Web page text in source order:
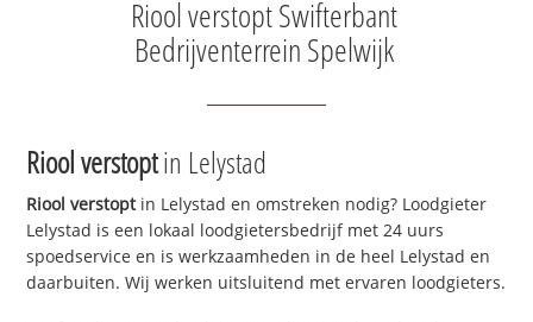
Riool verstopt Swifterbant
Bedrijventerrein Spelwijk
Riool verstoptin Lelystad
Riool verstoptin Lelystad en omstreken nodig? Loodgieter
Lelystad is een lokaal loodgietersbedrijf met 24 uurs
spoedservice en is werkzaamheden in de heel Lelystad en
daarbuiten. Wij werken uitsluitend met ervaren loodgieters.